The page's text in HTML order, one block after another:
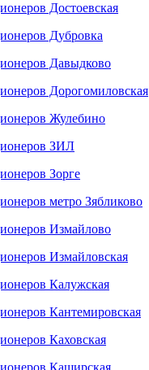
Достоевская
Дубровка
Давыдково
Дорогомиловская
Жулебино
ЗИЛ
Зорге
метро Зябликово
Измайлово
Измайловская
Калужская
Кантемировская
Каховская
Каширская